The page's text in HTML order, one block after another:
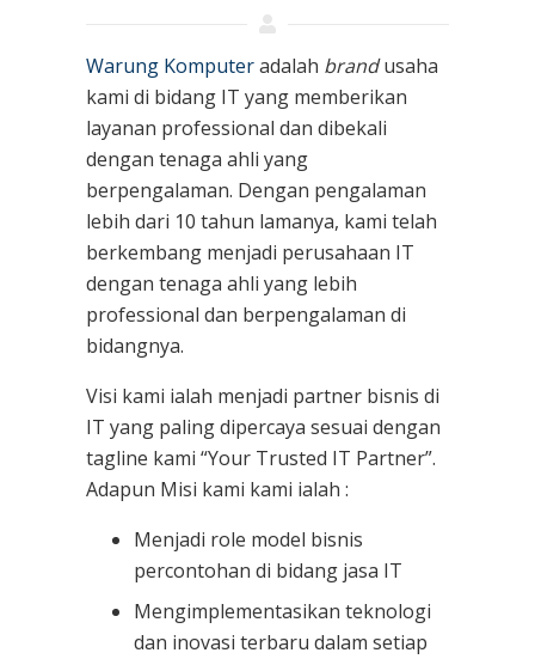
Warung Komputeradalah brandusaha
kami di bidang IT yang memberikan
layanan professional dan dibekali
dengan tenaga ahli yang
berpengalaman. Dengan pengalaman
lebih dari 10 tahun lamanya, kami telah
berkembang menjadi perusahaan IT
dengan tenaga ahli yang lebih
professional dan berpengalaman di
bidangnya.
Visi kami ialah menjadi partner bisnis di
IT yang paling dipercaya sesuai dengan
tagline kami “Your Trusted IT Partner”.
Adapun Misi kami kami ialah :
Menjadi role model bisnis
percontohan di bidang jasa IT
Mengimplementasikan teknologi
dan inovasi terbaru dalam setiap